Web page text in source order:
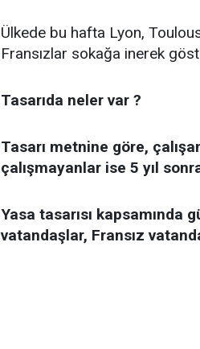
Ülkede bu hafta Lyon,
Fransızlar sokağa inerek
Tasarıda neler var ?
Tasarı metnine göre,
çalışmayanlar ise 5 yıl
Yasa tasarısı
vatandaşlar, Fransız